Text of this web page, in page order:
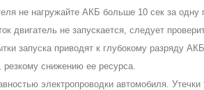
не нагружайте АКБ больше 10 сек за
двигатель не запускается, следует
запуска приводят к глубокому разряду
резкому снижению ее ресурса.
электропроводки автомобиля.